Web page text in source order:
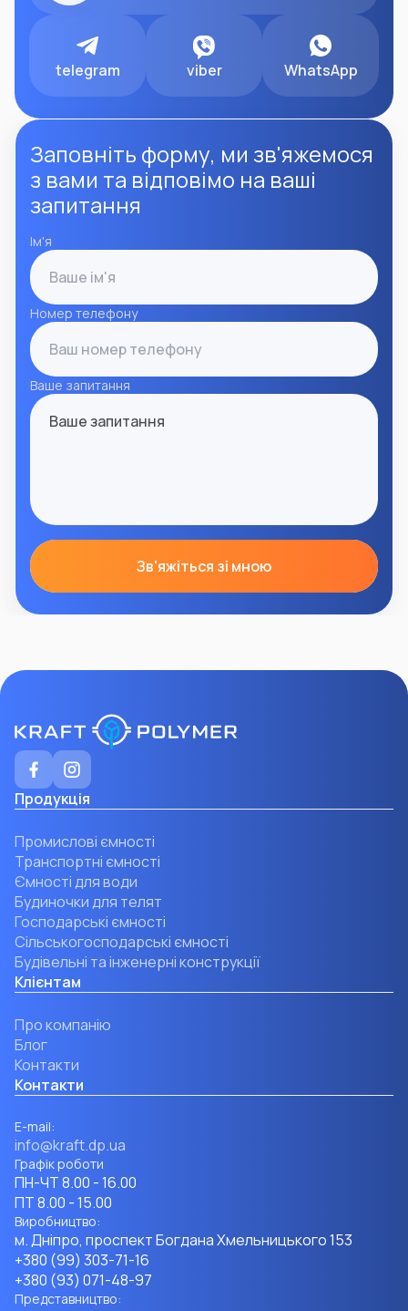
telegram viber WhatsApp
Заповніть форму, ми зв'яжемося
з вами та відповімо на ваші
запитання
Ім'я
Номер телефону
Ваше запитання
Зв'яжіться зі мною
Продукція
Промислові ємності
Транспортні ємності
Ємності для води
Будиночки для телят
Господарські ємності
Сільськогосподарські ємності
Будівельні та інженерні конструкції
Клієнтам
Про компанію
Блог
Контакти
Контакти
Е-mail:
info@kraft.dp.ua
Графік роботи
ПН-ЧТ 8.00 - 16.00
ПТ 8.00 - 15.00
Виробництво:
м. Дніпро, проспект Богдана Хмельницького 153
+380 (99) 303-71-16
+380 (93) 071-48-97
Представництво: